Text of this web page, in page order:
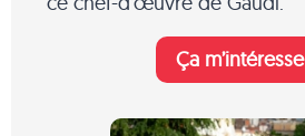
Ça m’intéresse